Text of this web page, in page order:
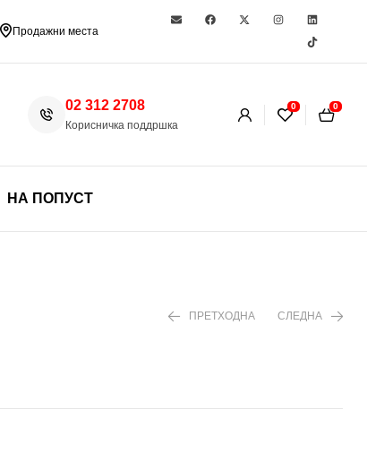
Продажни места
02 312 2708
Корисничка поддршка
0 0
НА ПОПУСТ
ПРЕТХОДНА СЛЕДНА